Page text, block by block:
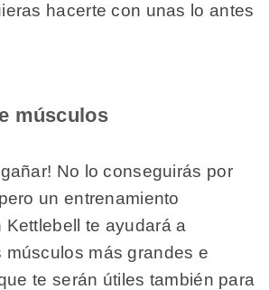
hacerte con unas lo antes
músculos
No lo conseguirás por
un entrenamiento
te ayudará a
músculos más grandes e
te serán útiles también para